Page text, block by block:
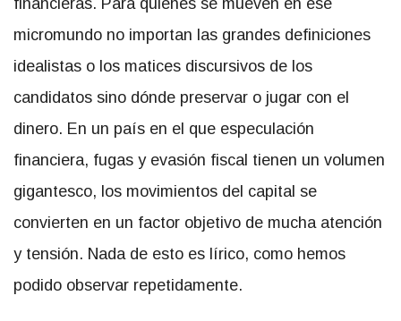
financieras. Para quienes se mueven en ese
micromundo no importan las grandes definiciones
idealistas o los matices discursivos de los
candidatos sino dónde preservar o jugar con el
dinero. En un país en el que especulación
financiera, fugas y evasión fiscal tienen un volumen
gigantesco, los movimientos del capital se
convierten en un factor objetivo de mucha atención
y tensión. Nada de esto es lírico, como hemos
podido observar repetidamente.